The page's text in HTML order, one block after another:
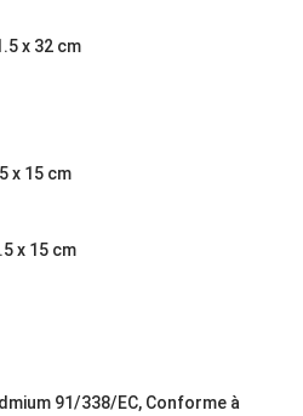
x 32 cm
x 15 cm
x 15 cm
91/338/EC, Conforme à